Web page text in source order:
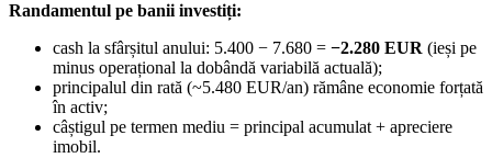
Randamentul pe banii investiți:
cash la sfârșitul anului: 5.400 − 7.680 = −2.280 EUR (ieși pe
minus operațional la dobândă variabilă actuală);
principalul din rată (~5.480 EUR/an) rămâne economie forțată
în activ;
câștigul pe termen mediu = principal acumulat + apreciere
imobil.